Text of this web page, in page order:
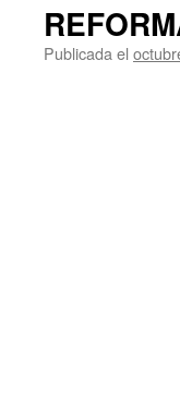
Publicada el